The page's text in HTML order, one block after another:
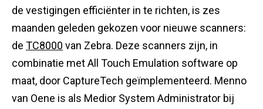
de vestigingen efficiënter in te richten, is zes
maanden geleden gekozen voor nieuwe scanners:
de TC8000 van Zebra. Deze scanners zijn, in
combinatie met All Touch Emulation software op
maat, door CaptureTech geïmplementeerd. Menno
van Oene is als Medior System Administrator bij